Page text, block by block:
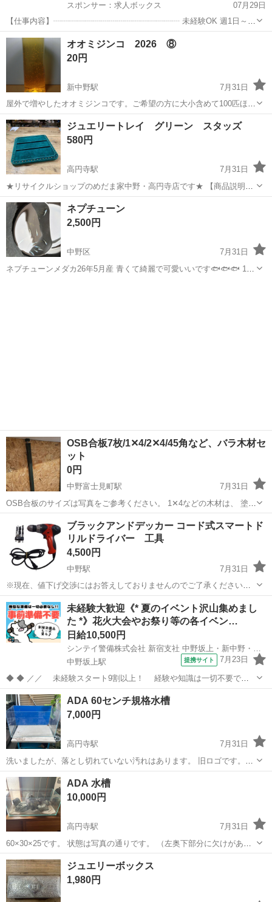
スポンサー：求人ボックス
07月29日
【仕事内容】┈┈┈┈┈┈┈┈┈┈┈┈┈┈┈┈ 未経験OK 週1日～
OK 60代・70代シニア活躍中! シフト自由 ライフスタイルに合わせて
働けます! ┈┈┈┈┈┈┈┈┈┈┈┈┈┈┈┈ <無理なく続けられる、
シニア層に人気の求人>...
アルバイト・パート
オオミジンコ 2026 ⑧
20円
新中野駅
7月31日
屋外で増やしたオオミジンコです。ご希望の方に大小含めて100匹ほど
お分けいたします。 飼育水としてグリーンウォーターと少量の鶏糞を
使用しました。 500mlのペットボトルに入れてお渡しします。 天候や
温度に...
東京 中野区 新中野駅 その他 オオミジンコ
ジュエリートレイ グリーン スタッズ
580円
高円寺駅
7月31日
★リサイクルショップのめだま家中野・高円寺店です★ 【商品説明】
ジュエリートレイ グリーン 詳細は写真をご覧ください。 【状態】中
古品です。 ●素人撮影、採寸の為、写真と実物の色が多少異なる場
合、また...
東京 中野区 高円寺駅
ネプチューン
2,500円
中野区
7月31日
ネプチューンメダカ26年5月産 青くて綺麗で可愛いいです🐟🐟🐟 10
OSB合板7枚/1✕4/2✕4/45角など、バラ木材セ
ット
0円
中野富士見町駅
7月31日
OSB合板のサイズは写真をご参考ください。 1✕4などの木材は、 塗装
なし、あり(写真の緑色)混ざっています。 2000mm以上〜500mm程度
のものまで複数ありますのでその他細かいサイズなどは回答出来ませ
ん。20...
中野富士見町駅
ブラックアンドデッカー コード式スマートド
リルドライバー 工具
4,500円
中野駅
7月31日
※現在、値下げ交渉にはお答えしておりませんのでご了承ください。
お引き渡し場所は、JR中野駅付近となります。 DIYの国アメリカで圧
倒的な支持を受ける、革新的でコストパフォーマンスに優れたブラッ
クアンドデッカーの日曜...
東京 中野区 中野駅 その他 ブラックアンドデッカー
未経験大歓迎《* 夏のイベント沢山集めまし
た *》花火大会やお祭り等の各イベン…
日給10,500円
中野坂上駅
提携サイト 7月23日
◆ ◆ ／／ 未経験スタート9割以上！ 経験や知識は一切不要で始
めやすい♪ シフトの強制もないですし 自分のペースで働くことも
できるので 続けやすい♪働きやすい♪ ＼＼ 『シフトが削られた…』
『思うように稼...
東京 中野区 警備員
ADA 60センチ規格水槽
7,000円
高円寺駅
7月31日
洗いましたが、落とし切れていない汚れはあります。 旧ロゴです。
ADA dooa do!aqua エーハイム 水槽 アクアリウム 熱帯魚 テラリウム
海水 水草
東京 中野区 高円寺駅
ADA 水槽
10,000円
高円寺駅
7月31日
60×30×25です。 状態は写真の通りです。 （左奥下部分に欠けがあり
ました。水を溜めて 水漏れ確認を行いましたが、水の漏れはありませ
んでした） 着払いで発送も相談。 中の石は付きません。 引き渡し後
は3Nです。 ADA...
東京 中野区 高円寺駅 その他
ジュエリーボックス
1,980円